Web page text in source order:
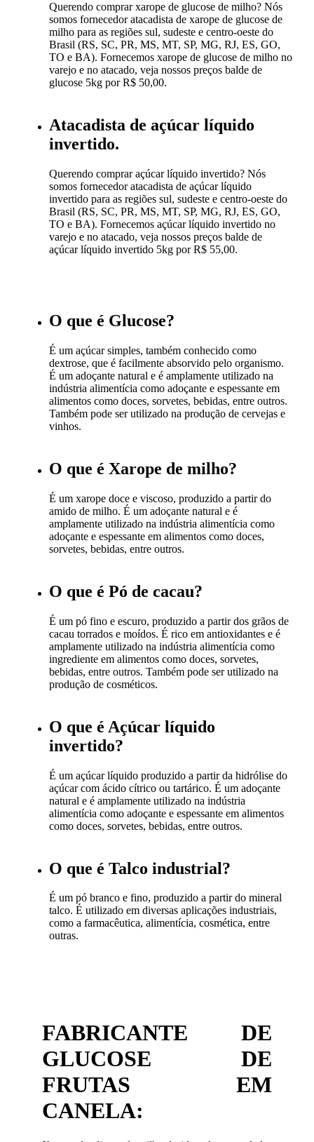
Querendo comprar xarope de glucose de milho? Nós
somos fornecedor atacadista de xarope de glucose de
milho para as regiões sul, sudeste e centro-oeste do
Brasil (RS, SC, PR, MS, MT, SP, MG, RJ, ES, GO,
TO e BA). Fornecemos xarope de glucose de milho no
varejo e no atacado, veja nossos preços balde de
glucose 5kg por R$ 50,00.
Atacadista de açúcar líquido
invertido.
Querendo comprar açúcar líquido invertido? Nós
somos fornecedor atacadista de açúcar líquido
invertido para as regiões sul, sudeste e centro-oeste do
Brasil (RS, SC, PR, MS, MT, SP, MG, RJ, ES, GO,
TO e BA). Fornecemos açúcar líquido invertido no
varejo e no atacado, veja nossos preços balde de
açúcar líquido invertido 5kg por R$ 55,00.
O que é Glucose?
É um açúcar simples, também conhecido como
dextrose, que é facilmente absorvido pelo organismo.
É um adoçante natural e é amplamente utilizado na
indústria alimentícia como adoçante e espessante em
alimentos como doces, sorvetes, bebidas, entre outros.
Também pode ser utilizado na produção de cervejas e
vinhos.
O que é Xarope de milho?
É um xarope doce e viscoso, produzido a partir do
amido de milho. É um adoçante natural e é
amplamente utilizado na indústria alimentícia como
adoçante e espessante em alimentos como doces,
sorvetes, bebidas, entre outros.
O que é Pó de cacau?
É um pó fino e escuro, produzido a partir dos grãos de
cacau torrados e moídos. É rico em antioxidantes e é
amplamente utilizado na indústria alimentícia como
ingrediente em alimentos como doces, sorvetes,
bebidas, entre outros. Também pode ser utilizado na
produção de cosméticos.
O que é Açúcar líquido
invertido?
É um açúcar líquido produzido a partir da hidrólise do
açúcar com ácido cítrico ou tartárico. É um adoçante
natural e é amplamente utilizado na indústria
alimentícia como adoçante e espessante em alimentos
como doces, sorvetes, bebidas, entre outros.
O que é Talco industrial?
É um pó branco e fino, produzido a partir do mineral
talco. É utilizado em diversas aplicações industriais,
como a farmacêutica, alimentícia, cosmética, entre
outras.
FABRICANTE DE
GLUCOSE DE
FRUTAS EM
CANELA: